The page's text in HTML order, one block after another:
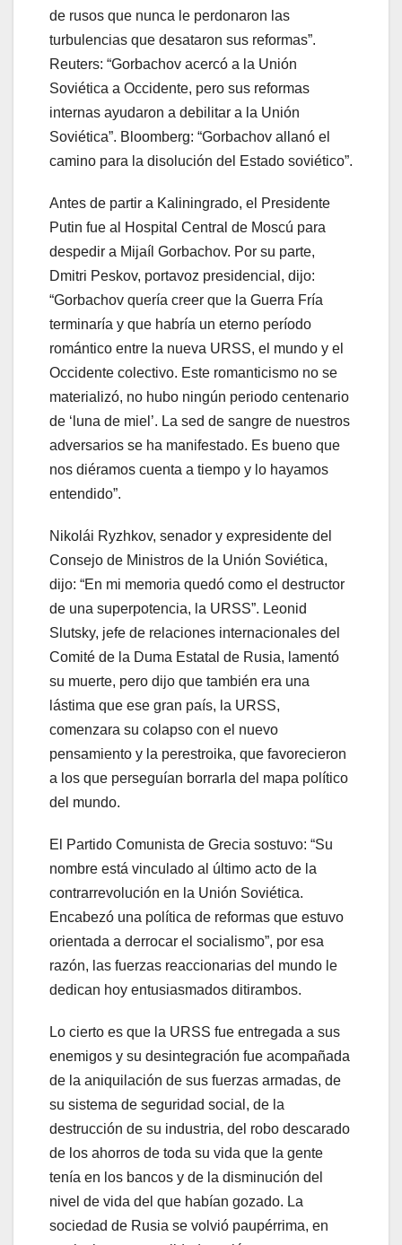
de rusos que nunca le perdonaron las
turbulencias que desataron sus reformas”.
Reuters: “Gorbachov acercó a la Unión
Soviética a Occidente, pero sus reformas
internas ayudaron a debilitar a la Unión
Soviética”. Bloomberg: “Gorbachov allanó el
camino para la disolución del Estado soviético”.
Antes de partir a Kaliningrado, el Presidente
Putin fue al Hospital Central de Moscú para
despedir a Mijaíl Gorbachov. Por su parte,
Dmitri Peskov, portavoz presidencial, dijo:
“Gorbachov quería creer que la Guerra Fría
terminaría y que habría un eterno período
romántico entre la nueva URSS, el mundo y el
Occidente colectivo. Este romanticismo no se
materializó, no hubo ningún periodo centenario
de ‘luna de miel’. La sed de sangre de nuestros
adversarios se ha manifestado. Es bueno que
nos diéramos cuenta a tiempo y lo hayamos
entendido”.
Nikolái Ryzhkov, senador y expresidente del
Consejo de Ministros de la Unión Soviética,
dijo: “En mi memoria quedó como el destructor
de una superpotencia, la URSS”. Leonid
Slutsky, jefe de relaciones internacionales del
Comité de la Duma Estatal de Rusia, lamentó
su muerte, pero dijo que también era una
lástima que ese gran país, la URSS,
comenzara su colapso con el nuevo
pensamiento y la perestroika, que favorecieron
a los que perseguían borrarla del mapa político
del mundo.
El Partido Comunista de Grecia sostuvo: “Su
nombre está vinculado al último acto de la
contrarrevolución en la Unión Soviética.
Encabezó una política de reformas que estuvo
orientada a derrocar el socialismo”, por esa
razón, las fuerzas reaccionarias del mundo le
dedican hoy entusiasmados ditirambos.
Lo cierto es que la URSS fue entregada a sus
enemigos y su desintegración fue acompañada
de la aniquilación de sus fuerzas armadas, de
su sistema de seguridad social, de la
destrucción de su industria, del robo descarado
de los ahorros de toda su vida que la gente
tenía en los bancos y de la disminución del
nivel de vida del que habían gozado. La
sociedad de Rusia se volvió paupérrima, en